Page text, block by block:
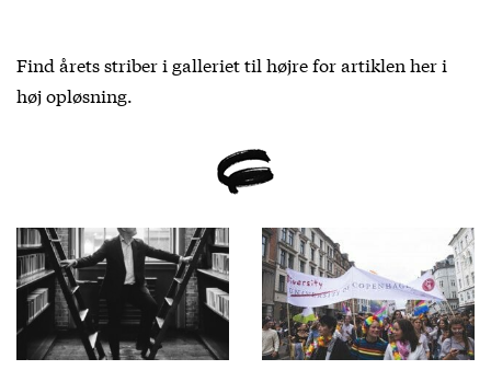
Find årets striber i galleriet til højre for artiklen her i
høj opløsning.